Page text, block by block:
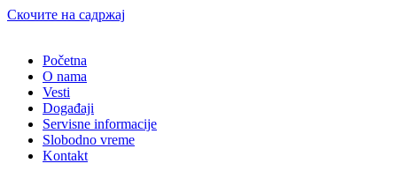
Скочите на садржај
Početna
O nama
Vesti
Događaji
Servisne informacije
Slobodno vreme
Kontakt